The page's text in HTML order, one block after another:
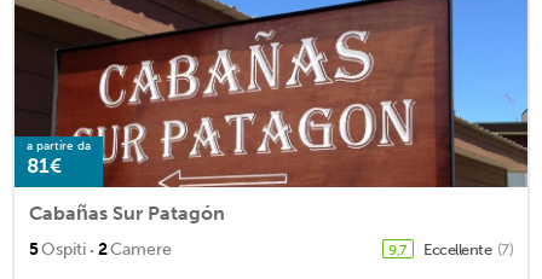
a partire da
81€
Cabañas Sur Patagón
5Ospiti · 2Camere 9,7 Eccellente (7)